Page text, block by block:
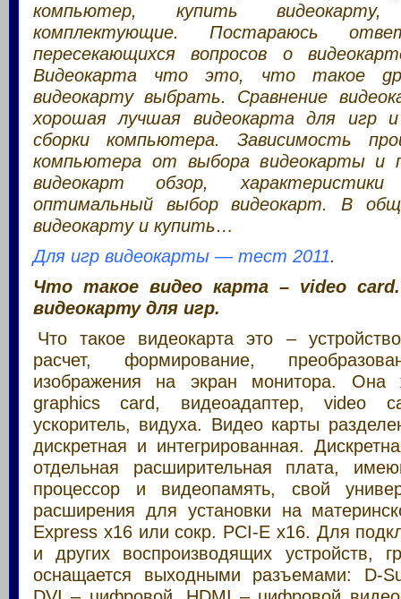
компьютер, купить видеокарту,
комплектующие. Постараюсь
пересекающихся вопросов о
Видеокарта что это, что такое
видеокарту выбрать. Сравнение
хорошая лучшая видеокарта для игр
сборки компьютера. Зависимость
компьютера от выбора видеокарты и
видеокарт обзор,
оптимальный выбор видеокарт. В
видеокарту и купить…
Для игр видеокарты — тест 2011.
Что такое видео карта – video
видеокарту для игр.
Что такое видеокарта это –
расчет, формирование,
изображения на экран монитора. Она
graphics card, видеоадаптер, video
ускоритель, видуха. Видео карты
дискретная и интегрированная.
отдельная расширительная плата,
процессор и видеопамять, свой
расширения для установки на
Express x16 или сокр. PCI-E x16. Для
и других воспроизводящих устройств,
оснащается выходными разъемами: D-